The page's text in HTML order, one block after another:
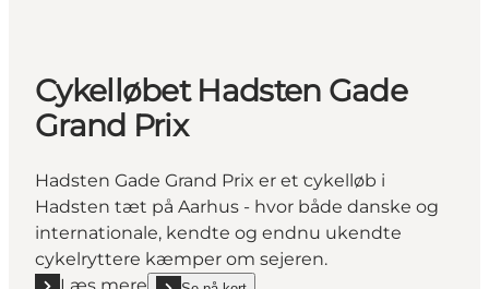
Cykelløbet Hadsten Gade
Grand Prix
Hadsten Gade Grand Prix er et cykelløb i
Hadsten tæt på Aarhus - hvor både danske og
internationale, kendte og endnu ukendte
cykelryttere kæmper om sejeren.